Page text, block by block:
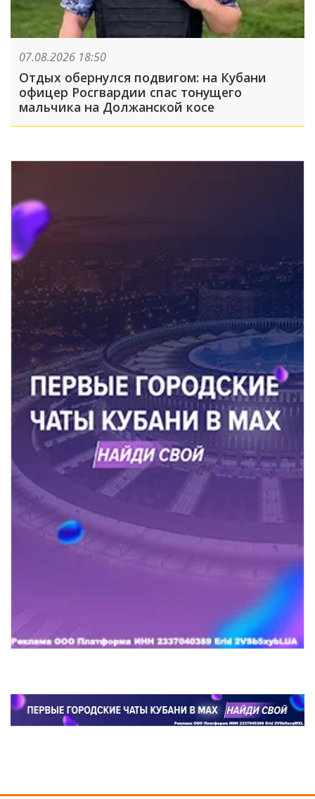
07.08.2026 18:50
Отдых обернулся подвигом: на Кубани
офицер Росгвардии спас тонущего
мальчика на Должанской косе